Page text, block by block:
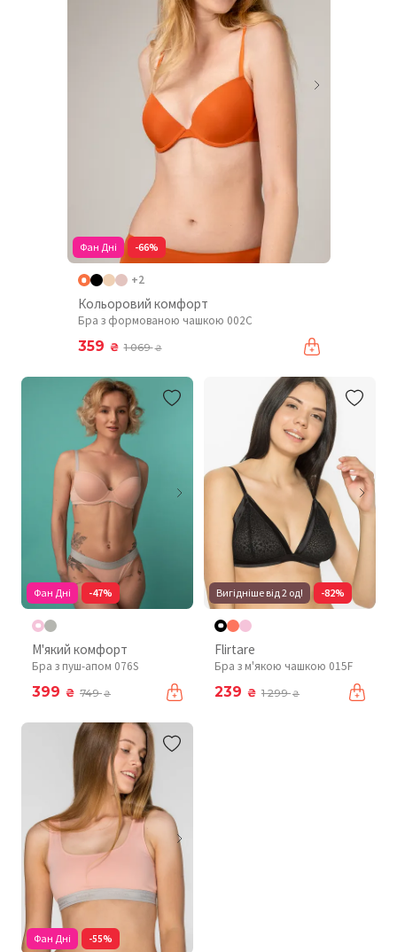
Фан Дні -66%
+2
Кольоровий комфорт
Бра з формованою чашкою 002C
359 ₴ 1 069₴
Фан Дні -47%
М'який комфорт
Бра з пуш-апом 076S
399 ₴ 749₴
Вигідніше від 2 од! -82%
Flirtare
Бра з м'якою чашкою 015F
239 ₴ 1 299₴
Фан Дні -55%